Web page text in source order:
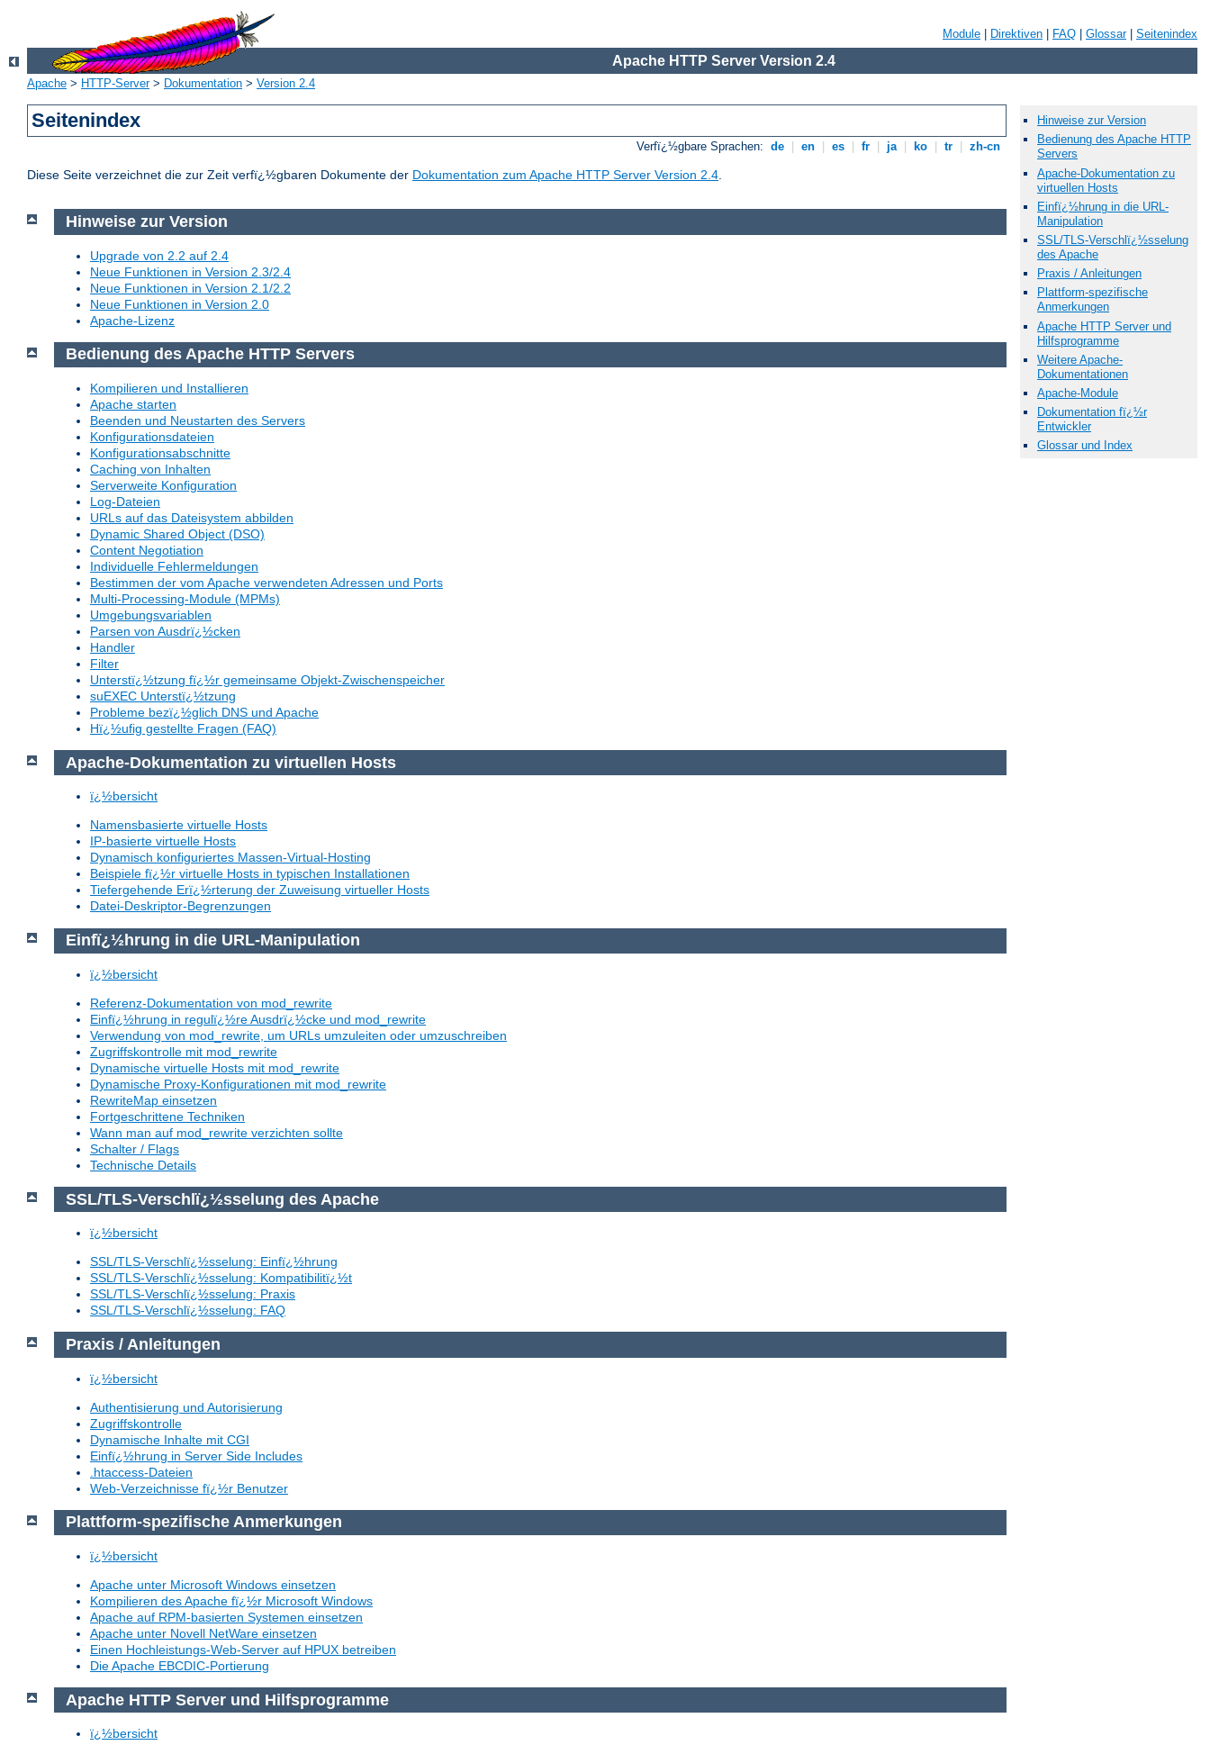
Module Direktiven FAQ Glossar| Seitenindex
Apache HTTP Server Version 2.4
Apache > HTTP-Server> Dokumentation > Version 2.4
Seitenindex
Verfï¿½gbare Sprachen: de en es fr ja ko tr zh-cn
Diese Seite verzeichnet die zur Zeit verfï¿½gbaren Dokumente der Dokumentation zum Apache HTTP Server Version 2.4.
Hinweise zur Version
Bedienung des Apache HTTP
Servers
Apache-Dokumentation zu
virtuellen Hosts
Einfï¿½hrung in die URL-
Manipulation
SSL/TLS-Verschlï¿½sselung
des Apache
Praxis / Anleitungen
Plattform-spezifische
Anmerkungen
Apache HTTP Server und
Hilfsprogramme
Weitere Apache-
Dokumentationen
Apache-Module
Dokumentation fï¿½r
Entwickler
Glossar und Index
Hinweise zur Version
Upgrade von 2.2 auf 2.4
Neue Funktionen in Version 2.3/2.4
Neue Funktionen in Version 2.1/2.2
Neue Funktionen in Version 2.0
Apache-Lizenz
Bedienung des Apache HTTP Servers
Kompilieren und Installieren
Apache starten
Beenden und Neustarten des Servers
Konfigurationsdateien
Konfigurationsabschnitte
Caching von Inhalten
Serverweite Konfiguration
Log-Dateien
URLs auf das Dateisystem abbilden
Dynamic Shared Object (DSO)
Content Negotiation
Individuelle Fehlermeldungen
Bestimmen der vom Apache verwendeten Adressen und Ports
Multi-Processing-Module (MPMs)
Umgebungsvariablen
Parsen von Ausdrï¿½cken
Handler
Filter
Unterstï¿½tzung fï¿½r gemeinsame Objekt-Zwischenspeicher
suEXEC Unterstï¿½tzung
Probleme bezï¿½glich DNS und Apache
Hï¿½ufig gestellte Fragen (FAQ)
Apache-Dokumentation zu virtuellen Hosts
ï¿½bersicht
Namensbasierte virtuelle Hosts
IP-basierte virtuelle Hosts
Dynamisch konfiguriertes Massen-Virtual-Hosting
Beispiele fï¿½r virtuelle Hosts in typischen Installationen
Tiefergehende Erï¿½rterung der Zuweisung virtueller Hosts
Datei-Deskriptor-Begrenzungen
Einfï¿½hrung in die URL-Manipulation
ï¿½bersicht
Referenz-Dokumentation von mod_rewrite
Einfï¿½hrung in regulï¿½re Ausdrï¿½cke und mod_rewrite
Verwendung von mod_rewrite, um URLs umzuleiten oder umzuschreiben
Zugriffskontrolle mit mod_rewrite
Dynamische virtuelle Hosts mit mod_rewrite
Dynamische Proxy-Konfigurationen mit mod_rewrite
RewriteMap einsetzen
Fortgeschrittene Techniken
Wann man auf mod_rewrite verzichten sollte
Schalter / Flags
Technische Details
SSL/TLS-Verschlï¿½sselung des Apache
ï¿½bersicht
SSL/TLS-Verschlï¿½sselung: Einfï¿½hrung
SSL/TLS-Verschlï¿½sselung: Kompatibilitï¿½t
SSL/TLS-Verschlï¿½sselung: Praxis
SSL/TLS-Verschlï¿½sselung: FAQ
Praxis / Anleitungen
ï¿½bersicht
Authentisierung und Autorisierung
Zugriffskontrolle
Dynamische Inhalte mit CGI
Einfï¿½hrung in Server Side Includes
.htaccess-Dateien
Web-Verzeichnisse fï¿½r Benutzer
Plattform-spezifische Anmerkungen
ï¿½bersicht
Apache unter Microsoft Windows einsetzen
Kompilieren des Apache fï¿½r Microsoft Windows
Apache auf RPM-basierten Systemen einsetzen
Apache unter Novell NetWare einsetzen
Einen Hochleistungs-Web-Server auf HPUX betreiben
Die Apache EBCDIC-Portierung
Apache HTTP Server und Hilfsprogramme
ï¿½bersicht